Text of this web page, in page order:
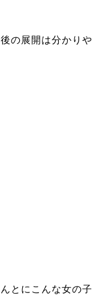
の展開は分かりや
とにこんな女の子